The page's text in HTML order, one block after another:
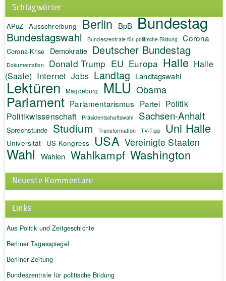
Schlagwörter
APuZ Ausschreibung Berlin BpB Bundestag
Bundestagswahl Bundeszentrale für politische Bildung Corona
Corona-Krise Demokratie Deutscher Bundestag
Dokumentation Donald Trump EU Europa Halle Halle
(Saale) Internet Jobs Landtag Landtagswahl
Lektüren Magdeburg MLU Obama
Parlament Parlamentarismus Partei Politik
Politikwissenschaft Präsidentschaftswahl Sachsen-Anhalt
Sprechstunde Studium Transformation TV-Tipp Uni Halle
Universität US-Kongress USA Vereinigte Staaten
Wahl Wahlen Wahlkampf Washington
Neueste Kommentare
Links
Aus Politik und Zeitgeschichte
Berliner Tagesspiegel
Berliner Zeitung
Bundeszentrale für politische Bildung